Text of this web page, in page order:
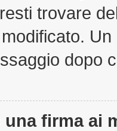
trovare
modificato.
dopo
firma ai